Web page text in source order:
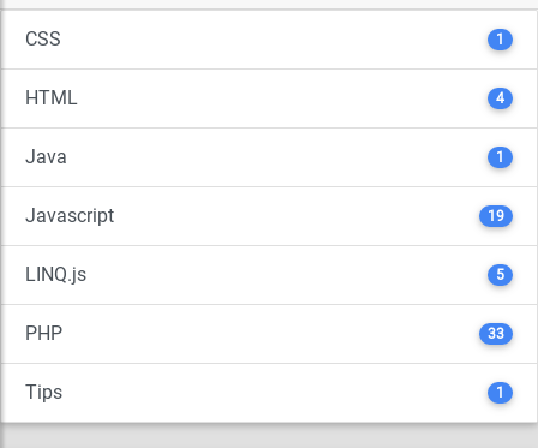
CSS 1
HTML 4
Java 1
Javascript 19
LINQ.js 5
PHP 33
Tips 1